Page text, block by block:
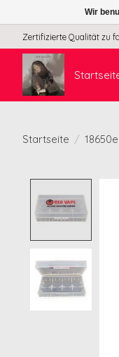
Zertifizierte Qualität zu
Startseite /
Wir